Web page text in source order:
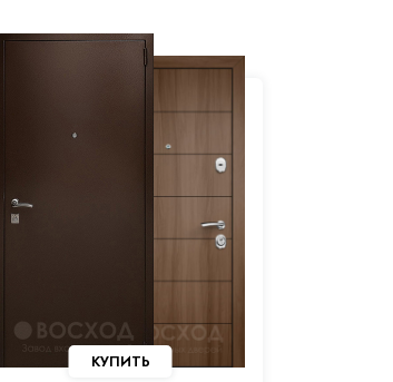
КУПИТЬ